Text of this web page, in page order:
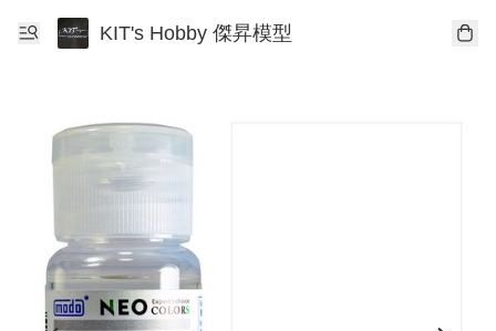
KIT's Hobby 傑昇模型